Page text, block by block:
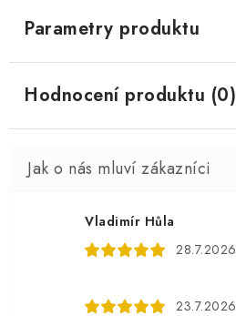
Parametry produktu
Hodnocení produktu (0)
Vladimír Hůla
28.7.2026
23.7.2026